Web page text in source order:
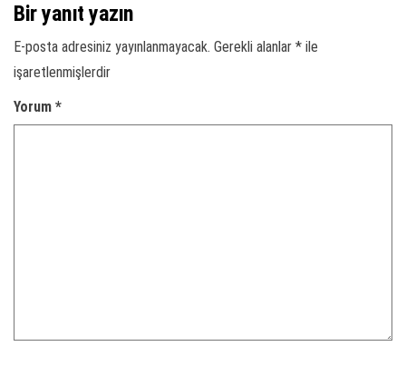
Bir yanıt yazın
E-posta adresiniz yayınlanmayacak. Gerekli alanlar * ile
işaretlenmişlerdir
Yorum *